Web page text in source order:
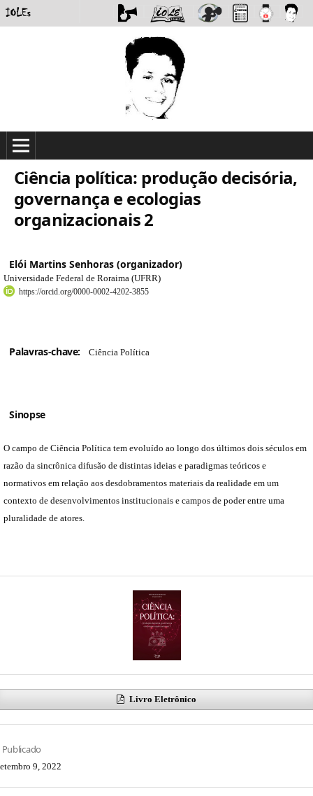
Ciência política: produção decisória,
governança e ecologias
organizacionais 2
Elói Martins Senhoras (organizador)
Universidade Federal de Roraima (UFRR)
https://orcid.org/0000-0002-4202-3855
Palavras-chave: Ciência Política
Sinopse
O campo de Ciência Política tem evoluído ao longo dos últimos dois séculos em
razão da sincrônica difusão de distintas ideias e paradigmas teóricos e
normativos em relação aos desdobramentos materiais da realidade em um
contexto de desenvolvimentos institucionais e campos de poder entre uma
pluralidade de atores.
Livro Eletrônico
Publicado
9, 2022